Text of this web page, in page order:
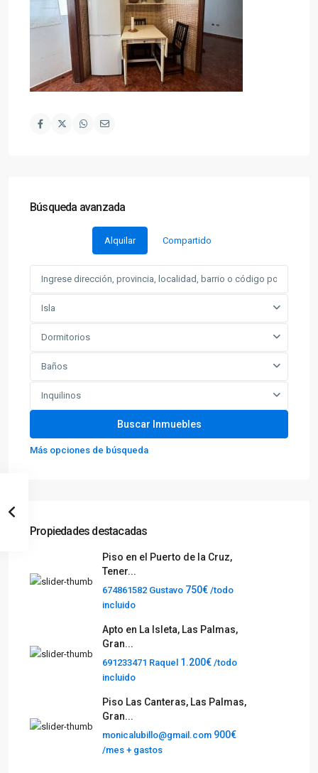
Búsqueda avanzada
Alquilar Compartido
Isla
Dormitorios
Baños
Inquilinos
Más opciones de búsqueda
Propiedades destacadas
Piso en el Puerto de la Cruz,
Tener...
674861582 Gustavo 750€ /todo
incluido
Apto en La Isleta, Las Palmas,
Gran...
691233471 Raquel 1.200€ /todo
incluido
Piso Las Canteras, Las Palmas,
Gran...
monicalubillo@gmail.com 900€
/mes + gastos